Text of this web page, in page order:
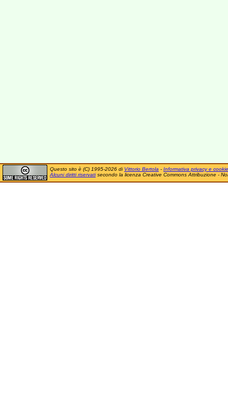
Questo sito è (C) 1995-2026 di Vittorio Bertola - Informativa privacy e cookie
Alcuni diritti riservatisecondo la licenza Creative Commons Attribuzione -